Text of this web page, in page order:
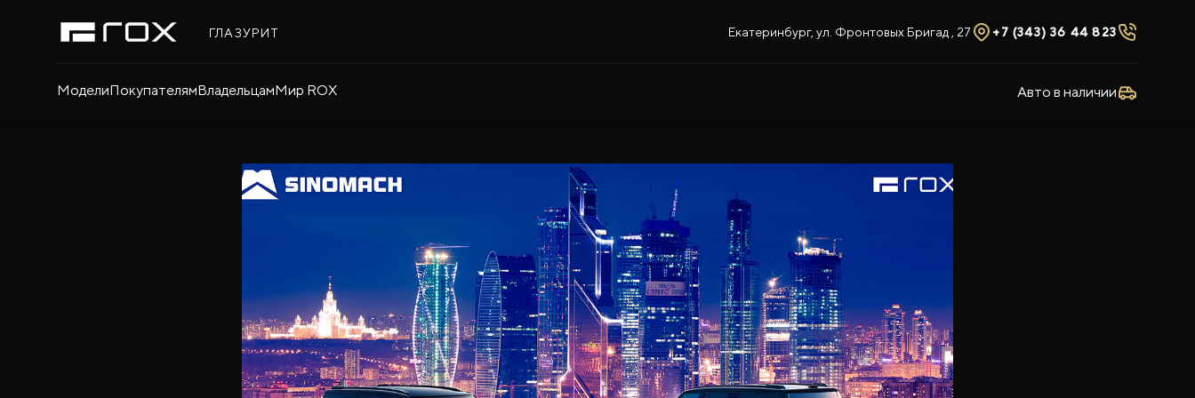
ГЛАЗУРИТ Екатеринбург, ул. Фронтовых Бригад , 27 +7 (343) 36 44 823
МоделиПокупателямВладельцамМир ROX Авто в наличии